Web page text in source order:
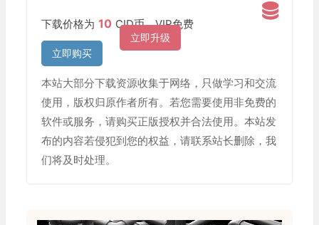
下载价格为 10 CID币，VIP免费
立即升级
立即购买
本站大部分下载资源收集于网络，只做学习和交流
使用，版权归原作者所有。若您需要使用非免费的
软件或服务，请购买正版授权并合法使用。本站发
布的内容若侵犯到您的权益，请联系站长删除，我
们将及时处理。